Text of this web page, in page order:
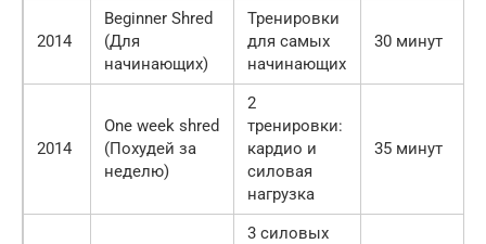
2014
Beginner Shred
(Для
начинающих)
Тренировки
для самых
начинающих
30 минут
2014
One week shred
(Похудей за
неделю)
2
тренировки:
кардио и
силовая
нагрузка
35 минут
3 силовых